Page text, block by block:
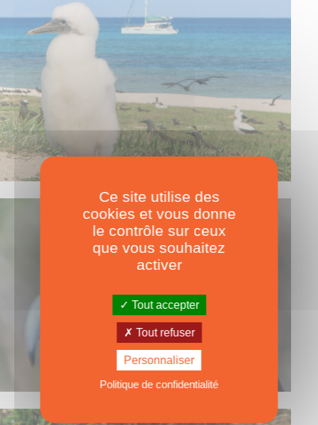
Ce site utilise des
cookies et vous donne
le contrôle sur ceux
que vous souhaitez
activer
Tout accepter
Tout refuser
Personnaliser
Politique de confidentialité